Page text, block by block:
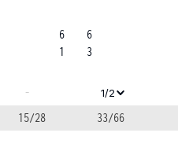
6
1
6
3
- 1/2
15/28 33/66